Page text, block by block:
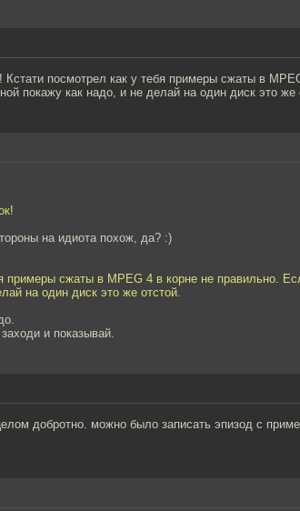
Кстати посмотрел как у тебя примеры сжаты в
покажу как надо, и не делай на один диск это же
на идиота похож, да? :)
примеры сжаты в MPEG 4 в корне не правильно.
на один диск это же отстой.
и показывай.
добротно. можно было записать эпизод с